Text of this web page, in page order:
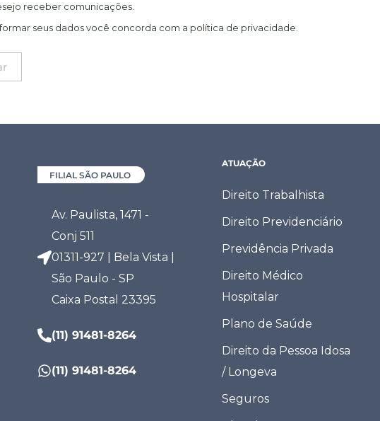
receber comunicações.
seus dados você concorda com a política de privacidade
FILIAL SÃO PAULO
Av. Paulista, 1471 -
Conj 511
01311-927 | Bela Vista |
São Paulo - SP
Caixa Postal 23395
(11) 91481-8264
(11) 91481-8264
ATUAÇÃO
Direito Trabalhista
Direito Previdenciário
Previdência Privada
Direito Médico
Hospitalar
Plano de Saúde
Direito da Pessoa Idosa
/ Longeva
Seguros